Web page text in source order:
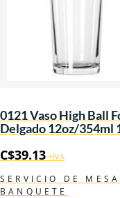
0121 Vaso High Ball
Delgado 12oz/354ml
C$39.13 +IVA
SERVICIO DE MESA
BANQUETE